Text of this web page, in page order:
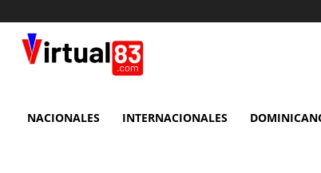
83
NACIONALES INTERNACIONALES